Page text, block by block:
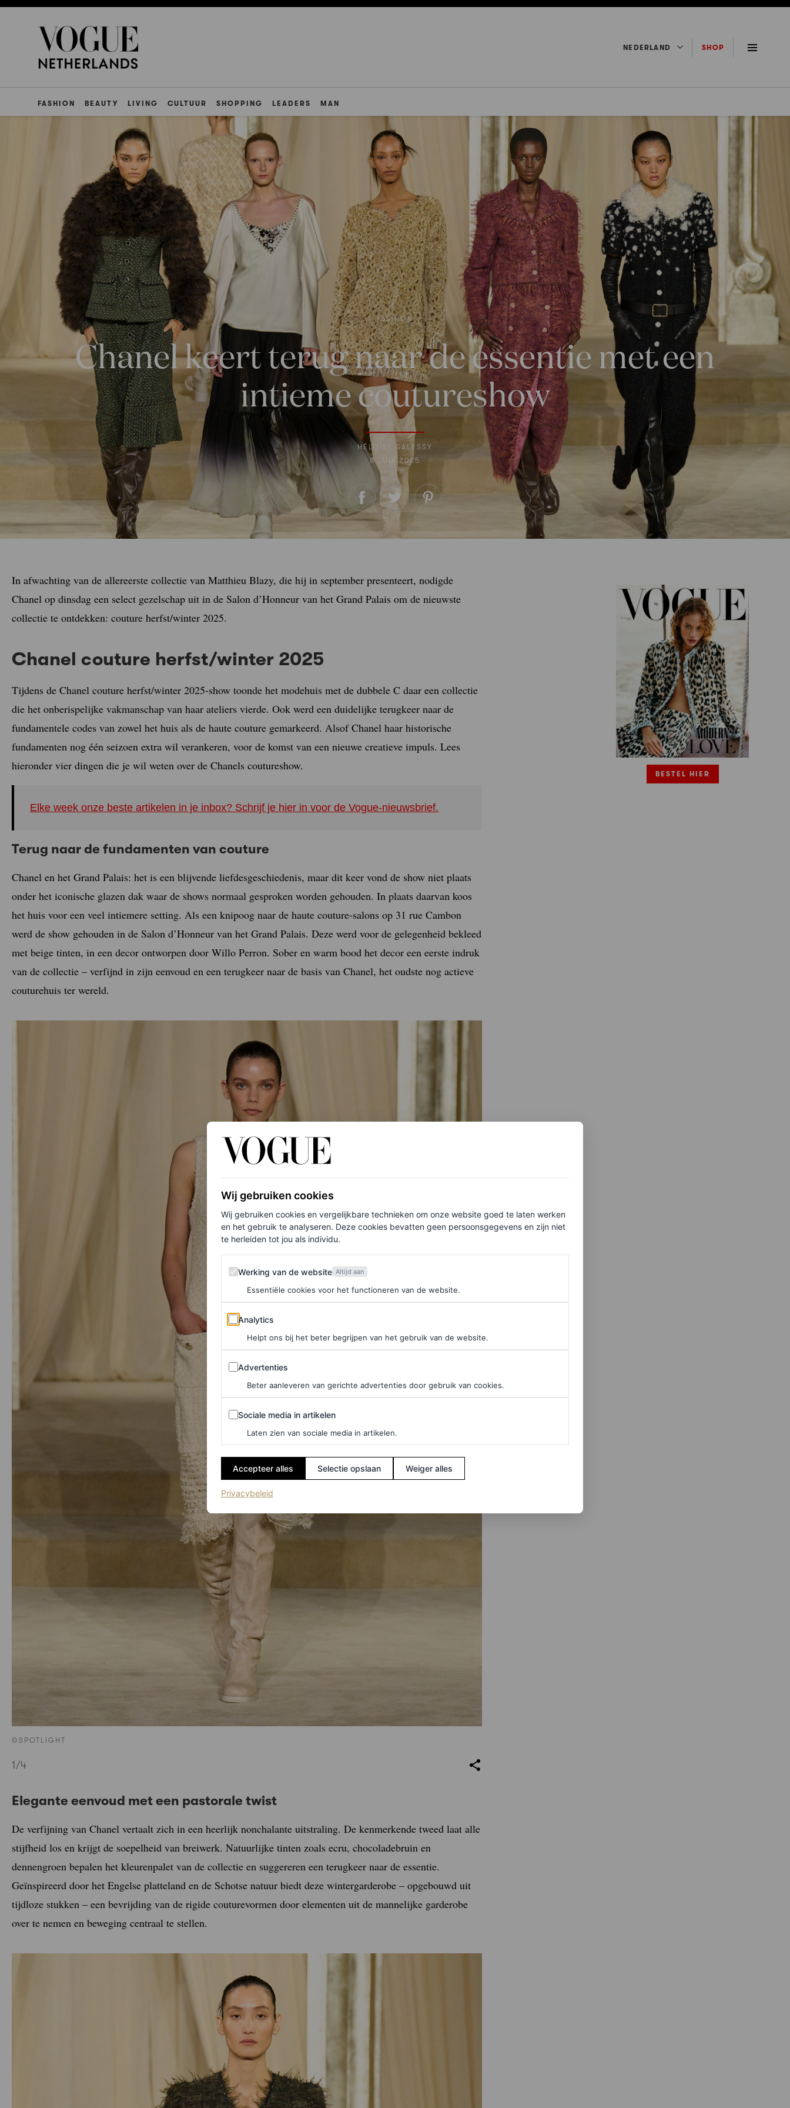
NEDERLAND SHOP
FASHION BEAUTY LIVING CULTUUR SHOPPING LEADERS MAN
FASHION
Chanel keert terug naar de essentie met een
intieme coutureshow
HÉLOÏSE SALESSY
8 JULI 2025
In afwachting van de allereerste collectie van Matthieu Blazy, die hij in september presenteert, nodigde
Chanel op dinsdag een select gezelschap uit in de Salon d’Honneur van het Grand Palais om de nieuwste
collectie te ontdekken: couture herfst/winter 2025.
Chanel couture herfst/winter 2025
Tijdens de Chanel couture herfst/winter 2025-show toonde het modehuis met de dubbele C daar een collectie
die het onberispelijke vakmanschap van haar ateliers vierde. Ook werd een duidelijke terugkeer naar de
fundamentele codes van zowel het huis als de haute couture gemarkeerd. Alsof Chanel haar historische
fundamenten nog één seizoen extra wil verankeren, voor de komst van een nieuwe creatieve impuls. Lees
hieronder vier dingen die je wil weten over de Chanels coutureshow.
Elke week onze beste artikelen in je inbox? Schrijf je hier in voor de Vogue-nieuwsbrief.
Terug naar de fundamenten van couture
Chanel en het Grand Palais: het is een blijvende liefdesgeschiedenis, maar dit keer vond de show niet plaats
onder het iconische glazen dak waar de shows normaal gesproken worden gehouden. In plaats daarvan koos
het huis voor een veel intiemere setting. Als een knipoog naar de haute couture-salons op 31 rue Cambon
werd de show gehouden in de Salon d’Honneur van het Grand Palais. Deze werd voor de gelegenheid bekleed
met beige tinten, in een decor ontworpen door Willo Perron. Sober en warm bood het decor een eerste indruk
van de collectie – verfijnd in zijn eenvoud en een terugkeer naar de basis van Chanel, het oudste nog actieve
couturehuis ter wereld.
©SPOTLIGHT
1/4
Elegante eenvoud met een pastorale twist
De verfijning van Chanel vertaalt zich in een heerlijk nonchalante uitstraling. De kenmerkende tweed laat alle
stijfheid los en krijgt de soepelheid van breiwerk. Natuurlijke tinten zoals ecru, chocoladebruin en
dennengroen bepalen het kleurenpalet van de collectie en suggereren een terugkeer naar de essentie.
Geïnspireerd door het Engelse platteland en de Schotse natuur biedt deze wintergarderobe – opgebouwd uit
tijdloze stukken – een bevrijding van de rigide couturevormen door elementen uit de mannelijke garderobe
over te nemen en beweging centraal te stellen.
BESTEL HIER
Wij gebruiken cookies
Wij gebruiken cookies en vergelijkbare technieken om onze website goed te laten werken
en het gebruik te analyseren. Deze cookies bevatten geen persoonsgegevens en zijn niet
te herleiden tot jou als individu.
Werking van de website
Werking van de website Altijd aan
Essentiële cookies voor het functioneren van de website.
Analytics
Analytics
Helpt ons bij het beter begrijpen van het gebruik van de website.
Advertenties
Advertenties
Beter aanleveren van gerichte advertenties door gebruik van cookies.
Sociale media in artikelen
Sociale media in artikelen
Laten zien van sociale media in artikelen.
Accepteer alles Selectie opslaan Weiger alles
Privacybeleid